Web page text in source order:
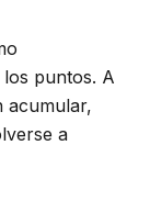
puntos. A
acumular,
a